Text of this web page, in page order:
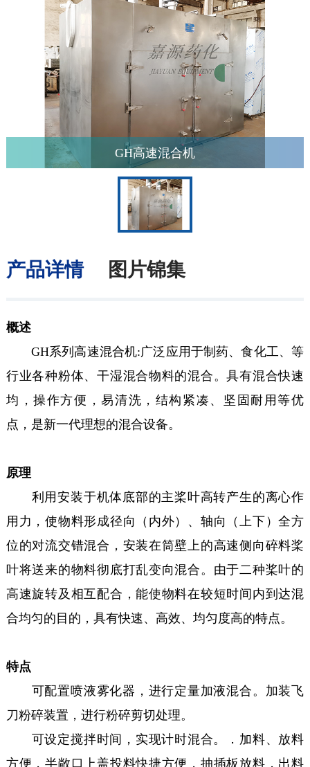
GH高速混合机
产品详情 图片锦集
概述
GH系列高速混合机:广泛应用于制药、食化工、等
行业各种粉体、干湿混合物料的混合。具有混合快速
均，操作方便，易清洗，结构紧凑、坚固耐用等优
点，是新一代理想的混合设备。
原理
利用安装于机体底部的主桨叶高转产生的离心作
用力，使物料形成径向（内外）、轴向（上下）全方
位的对流交错混合，安装在筒壁上的高速侧向碎料桨
叶将送来的物料彻底打乱变向混合。由于二种桨叶的
高速旋转及相互配合，能使物料在较短时间内到达混
合均匀的目的，具有快速、高效、均匀度高的特点。
特点
可配置喷液雾化器，进行定量加液混合。加装飞
刀粉碎装置，进行粉碎剪切处理。
可设定搅拌时间，实现计时混合。．加料、放料
方便，半敞口上盖投料快捷方便，抽插板放料，出料